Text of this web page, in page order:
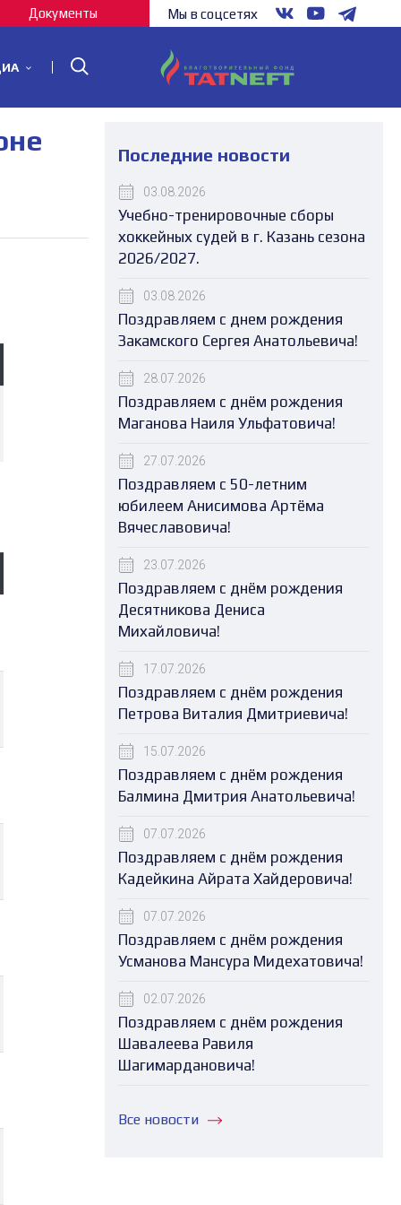
Документы Мы в соцсетях
Последние новости
03.08.2026
Учебно-тренировочные сборы
хоккейных судей в г. Казань сезона
2026/2027.
03.08.2026
Поздравляем с днем рождения
Закамского Сергея Анатольевича!
28.07.2026
Поздравляем с днём рождения
Маганова Наиля Ульфатовича!
27.07.2026
Поздравляем с 50-летним
юбилеем Анисимова Артёма
Вячеславовича!
23.07.2026
Поздравляем с днём рождения
Десятникова Дениса
Михайловича!
17.07.2026
Поздравляем с днём рождения
Петрова Виталия Дмитриевича!
15.07.2026
Поздравляем с днём рождения
Балмина Дмитрия Анатольевича!
07.07.2026
Поздравляем с днём рождения
Кадейкина Айрата Хайдеровича!
07.07.2026
Поздравляем с днём рождения
Усманова Мансура Мидехатовича!
02.07.2026
Поздравляем с днём рождения
Шавалеева Равиля
Шагимардановича!
Все новости